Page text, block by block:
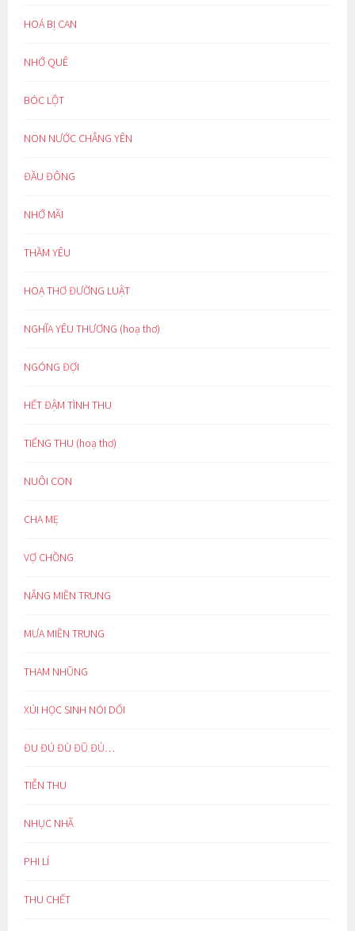
HOÁ BỊ CAN
NHỚ QUÊ
BÓC LỘT
NON NƯỚC CHẲNG YÊN
ĐẦU ĐÔNG
NHỚ MÃI
THẦM YÊU
HOẠ THƠ ĐƯỜNG LUẬT
NGHĨA YÊU THƯƠNG (hoạ thơ)
NGÓNG ĐỢI
HẾT ĐẬM TÌNH THU
TIẾNG THU (hoạ thơ)
NUÔI CON
CHA MẸ
VỢ CHỒNG
NẮNG MIỀN TRUNG
MƯA MIỀN TRUNG
THAM NHŨNG
XÚI HỌC SINH NÓI DỐI
ĐU ĐÚ ĐÙ ĐŨ ĐỦ…
TIỄN THU
NHỤC NHÃ
PHI LÍ
THU CHẾT